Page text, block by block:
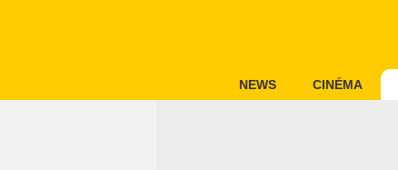
NEWS CINÉMA